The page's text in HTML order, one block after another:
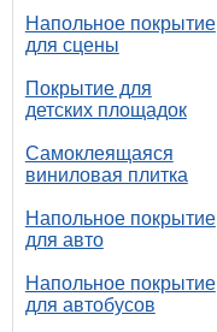
Напольное покрытие
для сцены
Покрытие для
детских площадок
Самоклеящаяся
виниловая плитка
Напольное покрытие
для авто
Напольное покрытие
для автобусов